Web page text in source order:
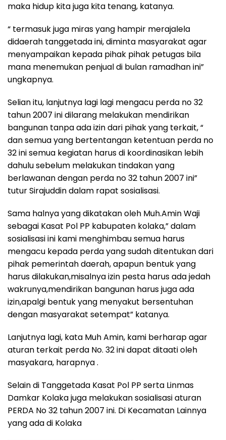
maka hidup kita juga kita tenang, katanya.
“ termasuk juga miras yang hampir merajalela
didaerah tanggetada ini, diminta masyarakat agar
menyampaikan kepada pihak pihak petugas bila
mana menemukan penjual di bulan ramadhan ini”
ungkapnya.
Selian itu, lanjutnya lagi lagi mengacu perda no 32
tahun 2007 ini dilarang melakukan mendirikan
bangunan tanpa ada izin dari pihak yang terkait, “
dan semua yang bertentangan ketentuan perda no
32 ini semua kegiatan harus di koordinasikan lebih
dahulu sebelum melakukan tindakan yang
berlawanan dengan perda no 32 tahun 2007 ini”
tutur Sirajuddin dalam rapat sosialisasi.
Sama halnya yang dikatakan oleh Muh.Amin Waji
sebagai Kasat Pol PP kabupaten kolaka,” dalam
sosialisasi ini kami menghimbau semua harus
mengacu kepada perda yang sudah ditentukan dari
pihak pemerintah daerah, apapun bentuk yang
harus dilakukan,misalnya izin pesta harus ada jedah
wakrunya,mendirikan bangunan harus juga ada
izin,apalgi bentuk yang menyakut bersentuhan
dengan masyarakat setempat” katanya.
Lanjutnya lagi, kata Muh Amin, kami berharap agar
aturan terkait perda No. 32 ini dapat ditaati oleh
masyakara, harapnya .
Selain di Tanggetada Kasat Pol PP serta Linmas
Damkar Kolaka juga melakukan sosialisasi aturan
PERDA No 32 tahun 2007 ini. Di Kecamatan Lainnya
yang ada di Kolaka